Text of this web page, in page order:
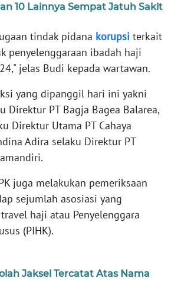
10 Lainnya Sempat Jatuh Sakit
tindak pidana korupsi terkait
penyelenggaraan ibadah haji
jelas Budi kepada wartawan.
yang dipanggil hari ini yakni
Direktur PT Bagja Bagea Balarea,
Direktur Utama PT Cahaya
Adira selaku Direktur PT
juga melakukan pemeriksaan
sejumlah asosiasi yang
haji atau Penyelenggara
(PIHK).
Jaksel Tercatat Atas Nama